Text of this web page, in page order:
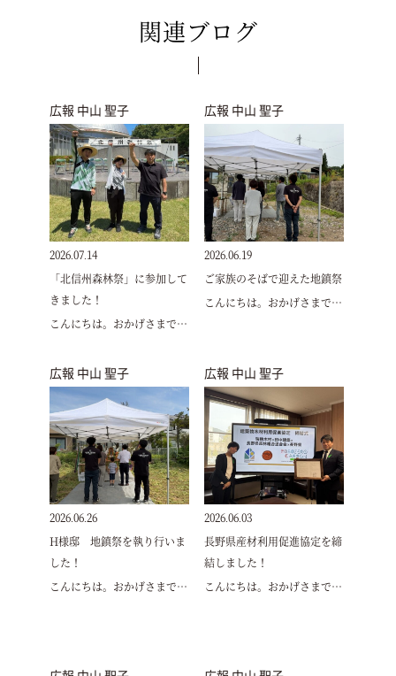
関連ブログ
広報 中山 聖子
2026.07.14
「北信州森林祭」に参加して
きました！
こんにちは。おかげさまで…
広報 中山 聖子
2026.06.19
ご家族のそばで迎えた地鎮祭
こんにちは。おかげさまで…
広報 中山 聖子
2026.06.26
H様邸 地鎮祭を執り行いま
した！
こんにちは。おかげさまで…
広報 中山 聖子
2026.06.03
長野県産材利用促進協定を締
結しました！
こんにちは。おかげさまで…